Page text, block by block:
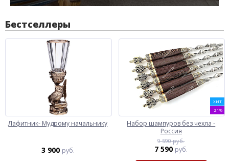
Бестселлеры
Лафитник- Мудрому начальнику
3 900 руб.
ХИТ
-21%
Набор шампуров без чехла -
Россия
9 590 руб.
7 590 руб.